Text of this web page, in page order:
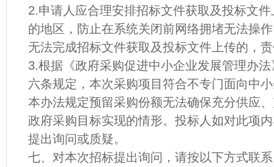
2.申请人应合理安排招标文件获取及投标文
的地区，防止在系统关闭前网络拥堵无法操
无法完成招标文件获取及投标文件上传的，
3.根据《政府采购促进中小企业发展管理办
六条规定，本次采购项目符合不专门面向中
本办法规定预留采购份额无法确保充分供应
政府采购目标实现的情形。投标人如对此项
提出询问或质疑。
七、对本次招标提出询问，请按以下方式联